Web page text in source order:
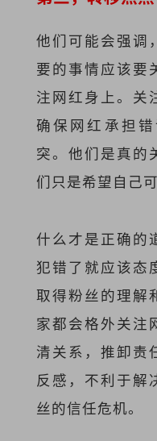
他们可能会强调
要的事情应该要
注网红身上。关
确保网红承担
突。他们是真的
们只是希望自己
什么才是正确的
犯错了就应该态
取得粉丝的理解
家都会格外关注
清关系，推卸责
反感，不利于解
丝的信任危机。